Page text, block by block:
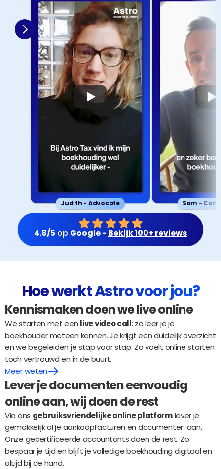
Judith - Advocate Sam -
4.8/5 op Google - Bekijk 100+ reviews
Hoe werkt Astro voor jou?
Kennismaken doen we live online
We starten met een live video call: zo leer je je
boekhouder meteen kennen. Je krijgt een duidelijk overzicht
en we begeleiden je stap voor stap. Zo voelt online starten
toch vertrouwd en in de buurt.
Meer weten
Lever je documenten eenvoudig
online aan, wij doen de rest
Via ons gebruiksvriendelijke online platform lever je
gemakkelijk al je aankoopfacturen en documenten aan.
Onze gecertificeerde accountants doen de rest. Zo
bespaar je tijd en blijft je volledige boekhouding digitaal en
altijd bij de hand.